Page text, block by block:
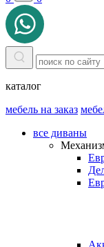
каталог
мебель на заказ
все диваны